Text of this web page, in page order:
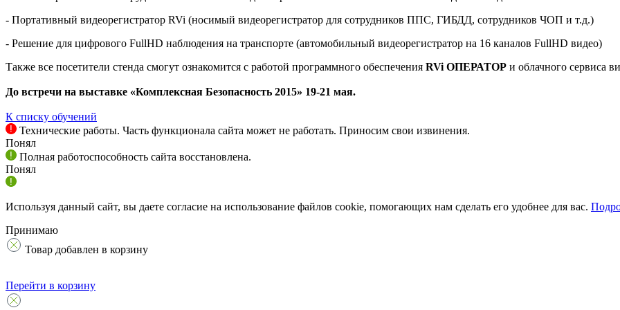
- Портативный видеорегистратор RVi (носимый видеорегистратор для сотрудников ППС, ГИБДД, сотрудников ЧОП и т.д.)
- Решение для цифрового FullHD наблюдения на транспорте (автомобильный видеорегистратор на 16 каналов FullHD видео)
Также все посетители стенда смогут ознакомится с работой программного обеспечения RVi ОПЕРАТОР и облачного сервиса
До встречи на выставке «Комплексная Безопасность 2015» 19-21 мая.
К списку обучений
Технические работы. Часть функционала сайта может не работать. Приносим свои извинения.
Понял
Полная работоспособность сайта восстановлена.
Понял
Используя данный сайт, вы даете согласие на использование файлов cookie, помогающих нам сделать его удобнее для вас.
Принимаю
Товар добавлен в корзину
Перейти в корзину